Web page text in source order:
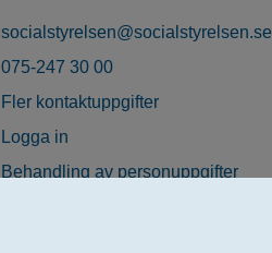
socialstyrelsen@socialstyrelsen.se
075-247 30 00
Fler kontaktuppgifter
Logga in
Behandling av personuppgifter